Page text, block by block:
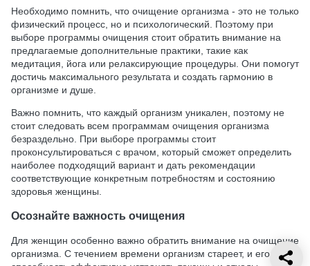
Необходимо помнить, что очищение организма - это не только
физический процесс, но и психологический. Поэтому при
выборе программы очищения стоит обратить внимание на
предлагаемые дополнительные практики, такие как
медитация, йога или релаксирующие процедуры. Они помогут
достичь максимального результата и создать гармонию в
организме и душе.
Важно помнить, что каждый организм уникален, поэтому не
стоит следовать всем программам очищения организма
безраздельно. При выборе программы стоит
проконсультироваться с врачом, который сможет определить
наиболее подходящий вариант и дать рекомендации
соответствующие конкретным потребностям и состоянию
здоровья женщины.
Осознайте важность очищения
Для женщин особенно важно обратить внимание на очищение
организма. С течением времени организм стареет, и его